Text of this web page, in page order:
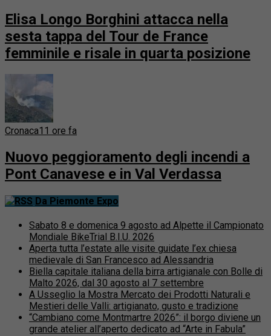
Elisa Longo Borghini attacca nella
sesta tappa del Tour de France
femminile e risale in quarta posizione
Cronaca11 ore fa
Nuovo peggioramento degli incendi a
Pont Canavese e in Val Verdassa
Da Piemonte Expo
Sabato 8 e domenica 9 agosto ad Alpette il Campionato
Mondiale BikeTrial B.I.U. 2026
Aperta tutta l’estate alle visite guidate l’ex chiesa
medievale di San Francesco ad Alessandria
Biella capitale italiana della birra artigianale con Bolle di
Malto 2026, dal 30 agosto al 7 settembre
A Usseglio la Mostra Mercato dei Prodotti Naturali e
Mestieri delle Valli: artigianato, gusto e tradizione
“Cambiano come Montmartre 2026”: il borgo diviene un
grande atelier all’aperto dedicato ad “Arte in Fabula”